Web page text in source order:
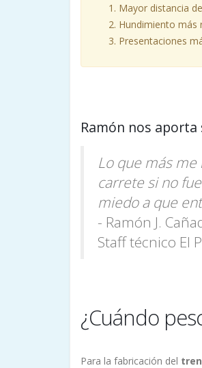
Mayor distancia
Hundimiento más
Presentaciones
Ramón nos
Lo que más
carrete si no
miedo a que
- Ramón J.
Staff técnico El
¿Cuándo
Para la fabricación del